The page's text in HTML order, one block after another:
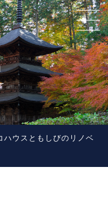
ハウスともしびのリノベ